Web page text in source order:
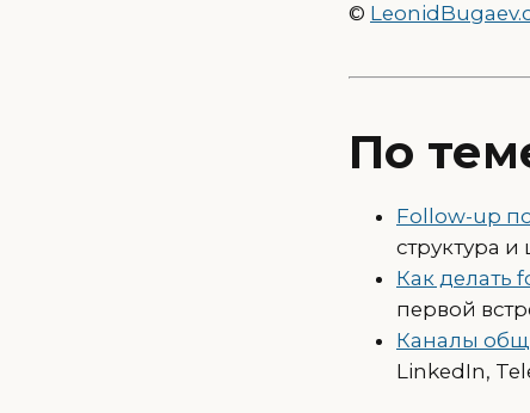
©
По
Follow-up
структура
Как делать
первой
Каналы
LinkedIn,